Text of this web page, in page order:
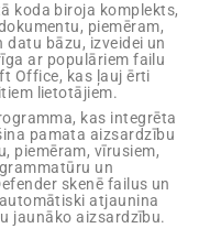
koda biroja komplekts,
piemēram,
bāzu, izveidei un
ar populāriem failu
Office, kas ļauj ērti
lietotājiem.
kas integrēta
pamata aizsardzību
piemēram, vīrusiem,
un
skenē failus un
atjaunina
jaunāko aizsardzību.